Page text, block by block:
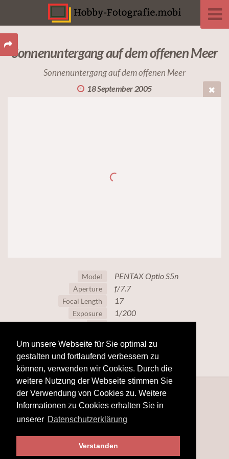
Um unsere Webseite für Sie optimal zu
gestalten und fortlaufend verbessern zu
können, verwenden wir Cookies. Durch die
weitere Nutzung der Webseite stimmen Sie
der Verwendung von Cookies zu. Weitere
Informationen zu Cookies erhalten Sie in
unserer Datenschutzerklärung
Verstanden
Sonnenuntergang auf dem offenen Meer
Sonnenuntergang auf dem offenen Meer
18 September 2005
Model PENTAX Optio S5n
Aperture f/7.7
Focal Length 17
Exposure 1/200
80
© 2025www.hobby-fotografie.mobi